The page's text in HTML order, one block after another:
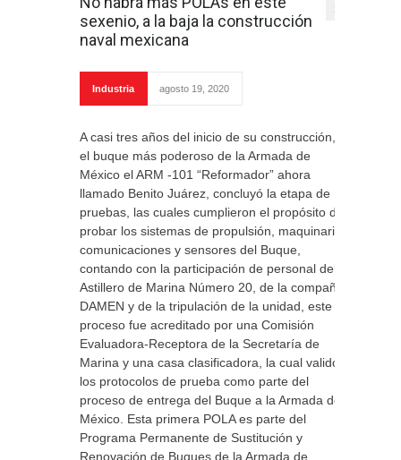
sexenio, a la baja la construcción
naval mexicana
1
Industria agosto 19, 2020
A casi tres años del inicio de su construcción,
el buque más poderoso de la Armada de
México el ARM -101 “Reformador” ahora
llamado Benito Juárez, concluyó la etapa de
pruebas, las cuales cumplieron el propósito de
probar los sistemas de propulsión, maquinaria,
comunicaciones y sensores del Buque,
contando con la participación de personal del
Astillero de Marina Número 20, de la compañía
DAMEN y de la tripulación de la unidad, este
proceso fue acreditado por una Comisión
Evaluadora-Receptora de la Secretaría de
Marina y una casa clasificadora, la cual validó
los protocolos de prueba como parte del
proceso de entrega del Buque a la Armada de
México. Esta primera POLA es parte del
Programa Permanente de Sustitución y
Renovación de Buques de la Armada de